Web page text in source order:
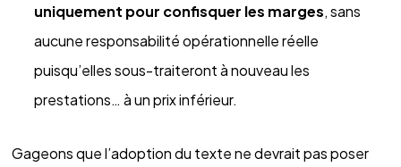
uniquement pour confisquer les marges, sans
aucune responsabilité opérationnelle réelle
puisqu’elles sous-traiteront à nouveau les
prestations… à un prix inférieur.
Gageons que l’adoption du texte ne devrait pas poser